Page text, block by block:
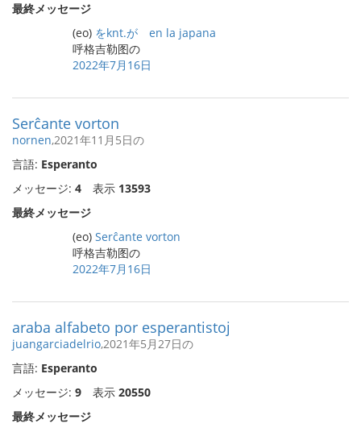
最終メッセージ
(eo) をknt.が en la japana
呼格吉勒图の
2022年7月16日
Serĉante vorton
nornen,2021年11月5日の
言語: Esperanto
メッセージ: 4 表示 13593
最終メッセージ
(eo) Serĉante vorton
呼格吉勒图の
2022年7月16日
araba alfabeto por esperantistoj
juangarciadelrio,2021年5月27日の
言語: Esperanto
メッセージ: 9 表示 20550
最終メッセージ